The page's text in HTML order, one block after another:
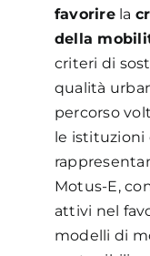
favorirela
della
criteri di
qualità
percorso
le istituzioni
Motus-E,
attivi nel
modelli di